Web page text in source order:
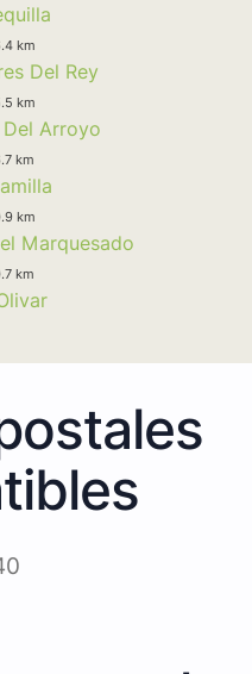
km
Del Rey
km
Arroyo
km
km
Marquesado
km